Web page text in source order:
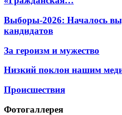
Выборы-2026: Началось
кандидатов
За героизм и мужество
Низкий поклон нашим
Происшествия
Фотогаллерея